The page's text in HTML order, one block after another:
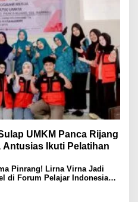
UMKM Panca Rijang
Antusias Ikuti Pelatihan
Pinrang! Lirna Virna Jadi
di Forum Pelajar Indonesia